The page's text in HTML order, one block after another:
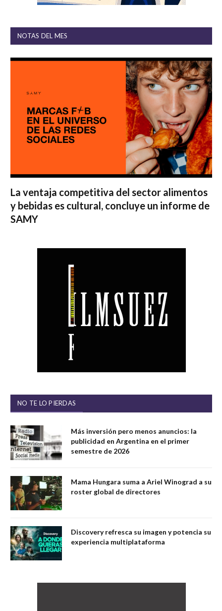
NOTAS DEL MES
La ventaja competitiva del sector alimentos
y bebidas es cultural, concluye un informe de
SAMY
NO TE LO PIERDAS
Más inversión pero menos anuncios: la
publicidad en Argentina en el primer
semestre de 2026
Mama Hungara suma a Ariel Winograd a su
roster global de directores
Discovery refresca su imagen y potencia su
experiencia multiplataforma